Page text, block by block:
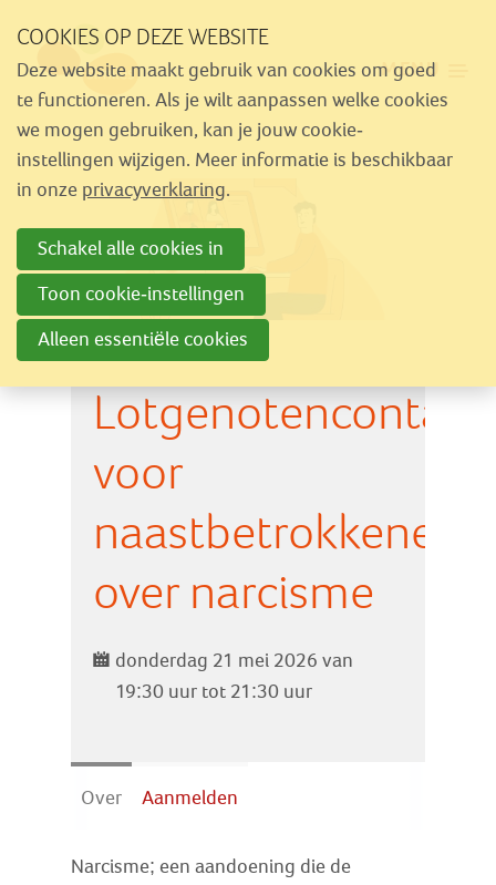
links
over
Spring
naar
navigatie
naar
hoofdinhoud
MENU
Lotgenotencontact
voor
naastbetrokkenen
over narcisme
donderdag 21 mei 2026 van
19:30 uur tot 21:30 uur
Over Aanmelden
Narcisme; een aandoening die de
Aanbod
Nieuws
Activiteiten
Over Similes
Contact
Lid worden
Vrijwilliger worden
Inloggen
COOKIES OP DEZE WEBSITE
Deze website maakt gebruik van cookies om goed
te functioneren. Als je wilt aanpassen welke cookies
we mogen gebruiken, kan je jouw cookie-
instellingen wijzigen. Meer informatie is beschikbaar
in onze privacyverklaring.
Schakel alle cookies in
Toon cookie-instellingen
Alleen essentiële cookies